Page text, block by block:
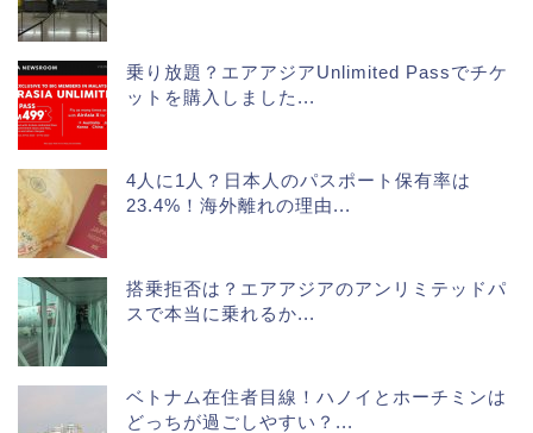
乗り放題？エアアジアUnlimited Passでチケ
ットを購入しました...
4人に1人？日本人のパスポート保有率は
23.4%！海外離れの理由...
搭乗拒否は？エアアジアのアンリミテッドパ
スで本当に乗れるか...
ベトナム在住者目線！ハノイとホーチミンは
どっちが過ごしやすい？...